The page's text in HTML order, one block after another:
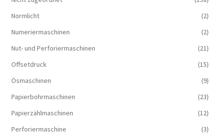
Normlicht
(2)
Numeriermaschinen
(2)
Nut- und Perforiermaschinen
(21)
Offsetdruck
(15)
Ösmaschinen
(9)
Papierbohrmaschinen
(23)
Papierzählmaschinen
(12)
Perforiermaschine
(3)